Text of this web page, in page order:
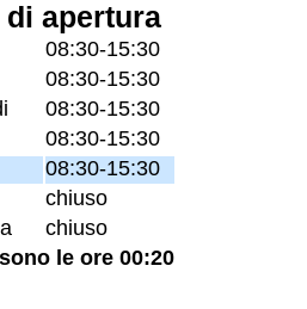
di apertura
08:30-15:30
08:30-15:30
08:30-15:30
08:30-15:30
08:30-15:30
chiuso
chiuso
le ore 00:20